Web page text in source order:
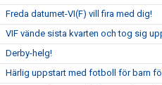
Freda datumet-VI(F) vill fira med dig!
VIF vände sista kvarten och tog sig
Derby-helg!
Härlig uppstart med fotboll för barn